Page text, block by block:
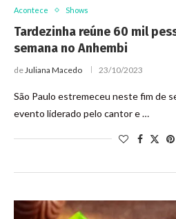
Acontece Shows
Tardezinha reúne 60 mil
semana no Anhembi
deJuliana Macedo 23/10/2023
São Paulo estremeceu neste fim de
evento liderado pelo cantor e …